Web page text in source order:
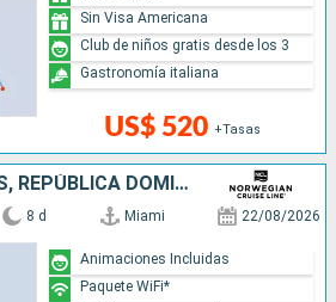
US$ 520 +Tasas
Sin Visa Americana
Club de niños gratis desde los 3
Gastronomía italiana
ESTADOS UNIDOS, REPÚBLICA DOMINICANA, BAHAMAS
8 d Miami 22/08/2026
Animaciones Incluidas
Paquete WiFi*